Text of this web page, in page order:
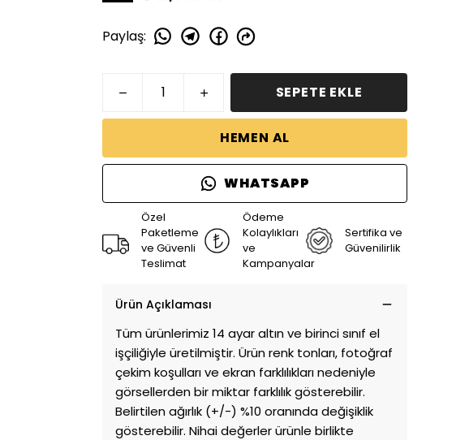
Paylaş:
SEPETE EKLE
HEMEN AL
WHATSAPP
Özel
Paketleme
ve Güvenli
Teslimat
Ödeme
Kolaylıkları
ve
Kampanyalar
Sertifika ve
Güvenilirlik
Ürün Açıklaması
Tüm ürünlerimiz 14 ayar altın ve birinci sınıf el
işçiliğiyle üretilmiştir. Ürün renk tonları, fotoğraf
çekim koşulları ve ekran farklılıkları nedeniyle
görsellerden bir miktar farklılık gösterebilir.
Belirtilen ağırlık (+/-) %10 oranında değişiklik
gösterebilir. Nihai değerler ürünle birlikte